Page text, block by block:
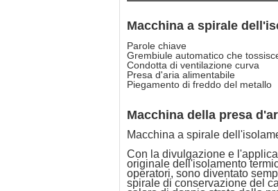
Macchina a spirale
Parole chiave
Grembiule automatico che
Condotta di ventilazione curva
Presa d'aria alimentabile
Piegamento di freddo del metallo
Macchina della presa
Macchina a spirale
Con la divulgazione e
originale dell'isolamento
operatori, sono diventato
spirale di conservazione del